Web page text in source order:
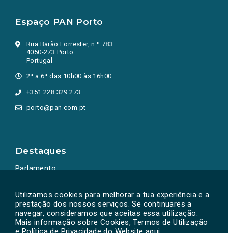
Utilizamos cookies para melhorar a tua experiência e a
prestação dos nossos serviços. Se continuares a
navegar, consideramos que aceitas essa utilização.
Mais informação sobre Cookies, Termos de Utilização
Espaço PAN Porto
Rua Barão Forrester, n.º 783
4050-273 Porto
Portugal
2ª a 6ª das 10h00 às 16h00
+351 228 329 273
porto@pan.com.pt
Destaques
Parlamento